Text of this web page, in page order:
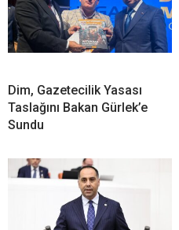
Dim, Gazetecilik Yasası
Taslağını Bakan Gürlek’e
Sundu